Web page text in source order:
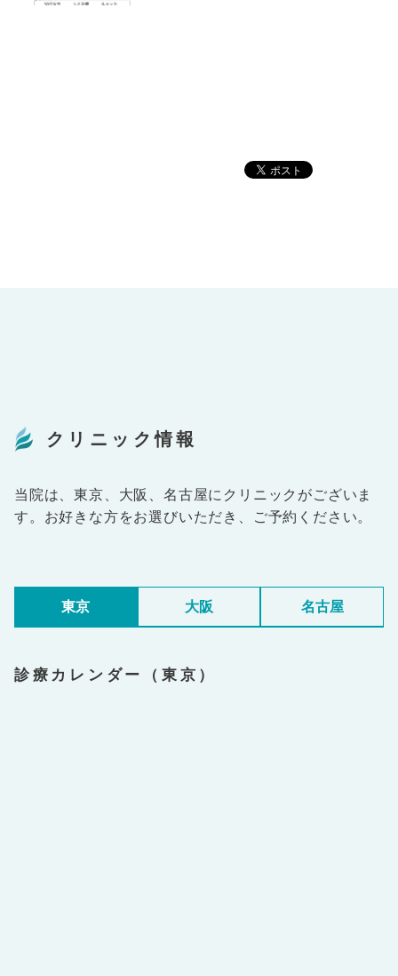
クリニック情報
当院は、東京、大阪、名古屋にクリニックがございま
す。お好きな方をお選びいただき、ご予約ください。
東京 大阪 名古屋
診療カレンダー（東京）